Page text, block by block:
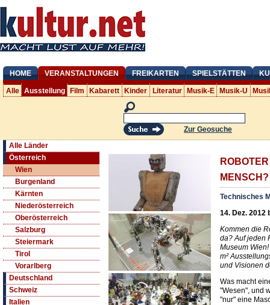
HOME VERANSTALTUNGEN FREIKARTEN SPIELSTÄTTEN
Alle Ausstellung Film Kabarett Kinder Literatur Musik-E Musik-U
Zur Geosuche
Alle Länder
Österreich
Wien
Burgenland
Kärnten
Niederösterreich
Oberösterreich
Salzburg
Steiermark
Tirol
Vorarlberg
Deutschland
Schweiz
Italien
MENSCH?
Technisches
14. Dez. 2012
Kommen die
da? Auf jeden
Museum
m²
und Visionen
Was macht
"Wesen", und
"nur" eine